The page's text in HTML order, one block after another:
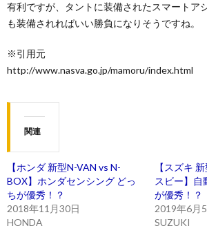
有利ですが、タントに装備されたスマートア
も装備されればいい勝負になりそうですね。
※引用元
http://www.nasva.go.jp/mamoru/index.html
関連
【ホンダ 新型N-VAN vs N-
BOX】ホンダセンシング どっ
ちが優秀！？
2018年11月30日
HONDA
【スズキ
スビー】自
が優秀！？
2019年6月
SUZUKI